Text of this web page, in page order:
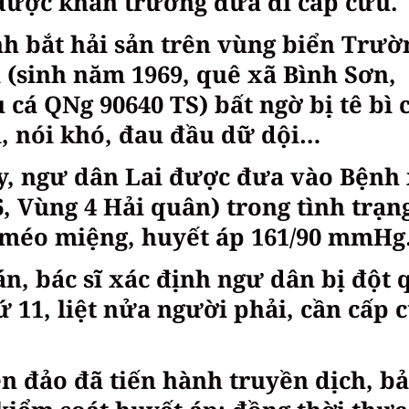
bắt hải sản trên vùng biển
năm 1969, quê xã Bình Sơn,
QNg 90640 TS) bất ngờ bị tê bì
nói khó, đau đầu dữ dội…
ngư dân Lai được đưa vào Bệnh
Vùng 4 Hải quân) trong tình
miệng, huyết áp 161/90
bác sĩ xác định ngư dân bị đột
11, liệt nửa người phải, cần cấp
đảo đã tiến hành truyền dịch,